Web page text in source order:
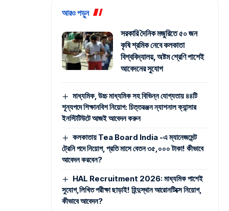
আরও পড়ুন
সরকারি দৈনিক মজুরিতে ৫০ জন
কৃষি শ্রমিক নেবে কলকাতা
বিশ্ববিদ্যালয়, অষ্টম শ্রেণি পাশেই
আবেদনের সুযোগ
মাধ্যমিক, উচ্চ মাধ্যমিক সহ বিভিন্ন যোগ্যতায় ৪৪টি
শূন্যপদে শিক্ষানবিশ নিয়োগ: চিত্তরঞ্জন ন্যাশনাল ক্যান্সার
ইনস্টিটিউটে আজই আবেদন করুন
কলকাতায় Tea Board India -এ ম্যানেজমেন্ট
ট্রেনি পদে নিয়োগ, প্রতি মাসে বেতন ৩৫,০০০ টাকা! কীভাবে
আবেদন করবেন?
HAL Recruitment 2026: মাধ্যমিক পাশেই
সুযোগ,লিখিত পরীক্ষা ছাড়াই! হিন্দুস্থান আরোনটিক্সে নিয়োগ,
কীভাবে আবেদন?